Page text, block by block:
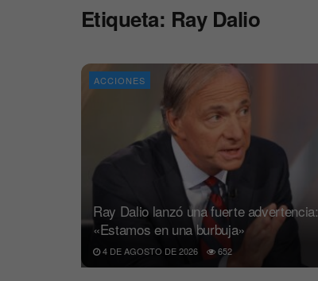
Etiqueta: Ray Dalio
ACCIONES
Ray Dalio lanzó una fuerte advertencia:
«Estamos en una burbuja»
4 DE AGOSTO DE 2026 652